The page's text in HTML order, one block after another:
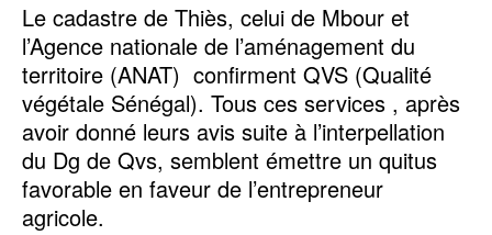
Le cadastre de Thiès, celui de Mbour et
l’Agence nationale de l’aménagement du
territoire (ANAT) confirment QVS (Qualité
végétale Sénégal). Tous ces services , après
avoir donné leurs avis suite à l’interpellation
du Dg de Qvs, semblent émettre un quitus
favorable en faveur de l’entrepreneur
agricole.